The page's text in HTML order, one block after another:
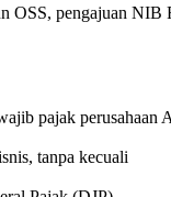
OSS, pengajuan NIB
pajak perusahaan
tanpa kecuali